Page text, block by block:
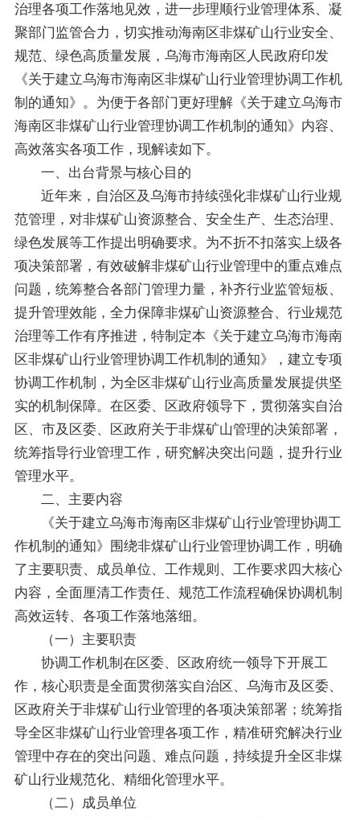
治理各项工作落地见效，进一步理顺行业管理体系、凝
聚部门监管合力，切实推动海南区非煤矿山行业安全、
规范、绿色高质量发展，乌海市海南区人民政府印发
《关于建立乌海市海南区非煤矿山行业管理协调工作机
制的通知》。为便于各部门更好理解《关于建立乌海市
海南区非煤矿山行业管理协调工作机制的通知》内容、
高效落实各项工作，现解读如下。
一、出台背景与核心目的
近年来，自治区及乌海市持续强化非煤矿山行业规
范管理，对非煤矿山资源整合、安全生产、生态治理、
绿色发展等工作提出明确要求。为不折不扣落实上级各
项决策部署，有效破解非煤矿山行业管理中的重点难点
问题，统筹整合各部门管理力量，补齐行业监管短板、
提升管理效能，全力保障非煤矿山资源整合、行业规范
治理等工作有序推进，特制定本《关于建立乌海市海南
区非煤矿山行业管理协调工作机制的通知》，建立专项
协调工作机制，为全区非煤矿山行业高质量发展提供坚
实的机制保障。在区委、区政府领导下，贯彻落实自治
区、市及区委、区政府关于非煤矿山管理的决策部署，
统筹指导行业管理工作，研究解决突出问题，提升行业
管理水平。
二、主要内容
《关于建立乌海市海南区非煤矿山行业管理协调工
作机制的通知》围绕非煤矿山行业管理协调工作，明确
了主要职责、成员单位、工作规则、工作要求四大核心
内容，全面厘清工作责任、规范工作流程确保协调机制
高效运转、各项工作落地落细。
（一）主要职责
协调工作机制在区委、区政府统一领导下开展工
作，核心职责是全面贯彻落实自治区、乌海市及区委、
区政府关于非煤矿山行业管理的各项决策部署；统筹指
导全区非煤矿山行业管理各项工作，精准研究解决行业
管理中存在的突出问题、难点问题，持续提升全区非煤
矿山行业规范化、精细化管理水平。
（二）成员单位